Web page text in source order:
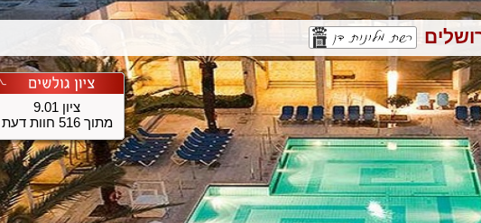
ציון 9.01
מתוך 516 חוות דעת